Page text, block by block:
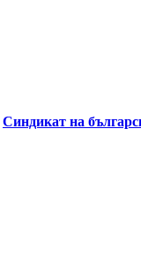
Синдикат на